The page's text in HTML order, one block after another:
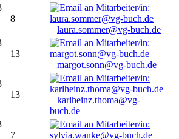
8
laura.sommer@vg-buch.de
13
margot.sonn@vg-buch.de
13
karlheinz.thoma@vg-
buch.de
7